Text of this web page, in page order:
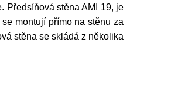
Předsíňová stěna AMI 19, je
montují přímo na stěnu za
stěna se skládá z několika